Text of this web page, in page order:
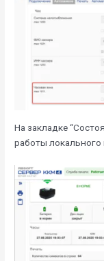
На закладке
работы локального